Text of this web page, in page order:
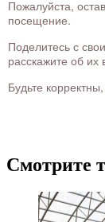
Пожалуйста,
посещение.
Поделитесь с
расскажите об их
Будьте
Смотрите